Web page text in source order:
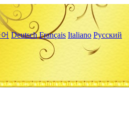
Deutsch Français Italiano Русский